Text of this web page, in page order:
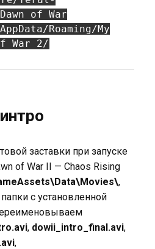
of War
Roaming/My
War 2/
заставки при запуске
of War II — Chaos Rising
,
с установленной
, dowii_intro_final.avi,
,